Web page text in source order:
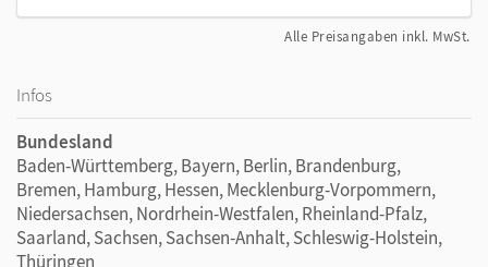
Alle Preisangaben inkl. MwSt.
Infos
Bundesland
Baden-Württemberg, Bayern, Berlin, Brandenburg,
Bremen, Hamburg, Hessen, Mecklenburg-Vorpommern,
Niedersachsen, Nordrhein-Westfalen, Rheinland-Pfalz,
Saarland, Sachsen, Sachsen-Anhalt, Schleswig-Holstein,
Thüringen